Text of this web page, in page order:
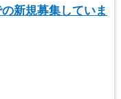
新規募集していま